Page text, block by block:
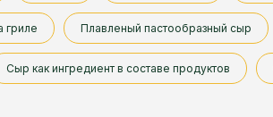
гриле Плавленый пастообразный сыр
Сыр как ингредиент в составе продуктов